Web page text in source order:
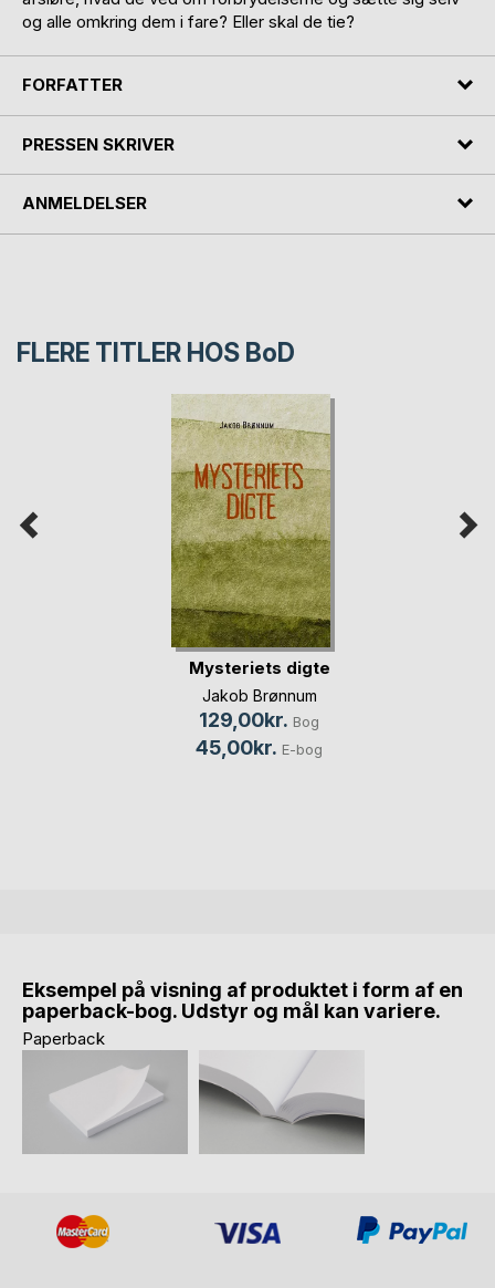
og alle omkring dem i fare? Eller skal de tie?
FORFATTER
PRESSEN SKRIVER
ANMELDELSER
FLERE TITLER HOS BoD
Mysteriets digte
Jakob Brønnum
129,00kr. Bog
45,00kr. E-bog
Eksempel på visning af produktet i form af en
paperback-bog. Udstyr og mål kan variere.
Paperback